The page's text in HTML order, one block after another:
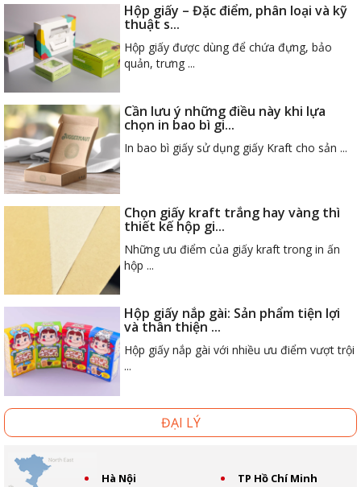
Hộp giấy – Đặc điểm, phân loại và kỹ
thuật s...
Hộp giấy được dùng để chứa đựng, bảo
quản, trưng ...
Cần lưu ý những điều này khi lựa
chọn in bao bì gi...
In bao bì giấy sử dụng giấy Kraft cho sản ...
Chọn giấy kraft trắng hay vàng thì
thiết kế hộp gi...
Những ưu điểm của giấy kraft trong in ấn
hộp ...
Hộp giấy nắp gài: Sản phẩm tiện lợi
và thân thiện ...
Hộp giấy nắp gài với nhiều ưu điểm vượt trội
...
ĐẠI LÝ
Hà Nội
TP Hồ Chí Minh